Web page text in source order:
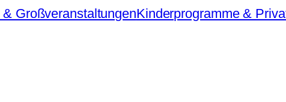
GroßveranstaltungenKinderprogramme &